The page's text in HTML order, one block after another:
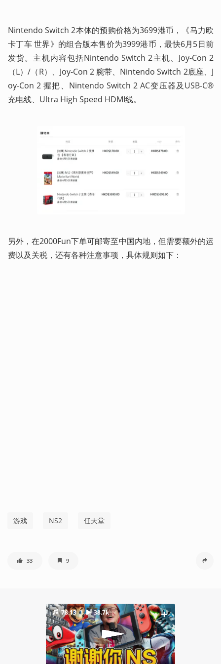
Nintendo Switch 2本体的预购价格为3699港币，《马力欧
卡丁车 世界》的组合版本售价为3999港币，最快6月5日前
发货。主机内容包括Nintendo Switch 2主机、Joy-Con 2
（L）/（R）、Joy-Con 2 腕带、Nintendo Switch 2底座、J
oy-Con 2 握把、Nintendo Switch 2 AC变压器及USB-C®
充电线、Ultra High Speed HDMI线。
另外，在2000Fun下单可邮寄至中国内地，但需要额外的运
费以及关税，还有各种注意事项，具体规则如下：
游戏 NS2 任天堂
33 9
78:13 38.7k